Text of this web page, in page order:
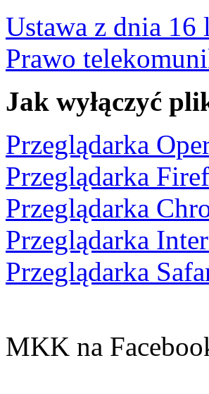
Ustawa z dnia 16
Prawo
Jak wyłączyć
Przeglądarka
Przeglądarka
Przeglądarka
Przeglądarka
Przeglądarka
MKK na